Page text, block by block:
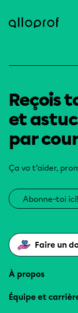
Reçois
et
par
Ça va t’aider,
Abonne-toi ici!
Faire un
À propos
Équipe et